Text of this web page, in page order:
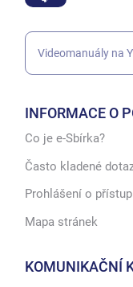
Videomanuály na
INFORMACE O
Co je e-Sbírka?
Často kladené
Prohlášení o
Mapa stránek
KOMUNIKAČNÍ